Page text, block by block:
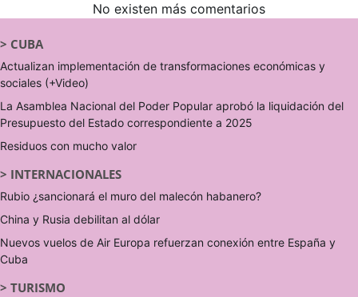
No existen más comentarios
> CUBA
Actualizan implementación de transformaciones económicas y
sociales (+Video)
La Asamblea Nacional del Poder Popular aprobó la liquidación del
Presupuesto del Estado correspondiente a 2025
Residuos con mucho valor
> INTERNACIONALES
Rubio ¿sancionará el muro del malecón habanero?
China y Rusia debilitan al dólar
Nuevos vuelos de Air Europa refuerzan conexión entre España y
Cuba
> TURISMO